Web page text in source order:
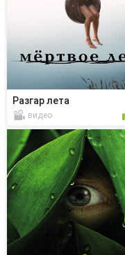
Разгар лета
видео